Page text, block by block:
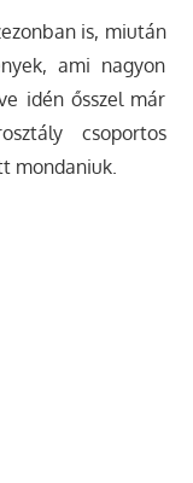
is, miután
ami nagyon
idén ősszel már
csoportos
mondaniuk.